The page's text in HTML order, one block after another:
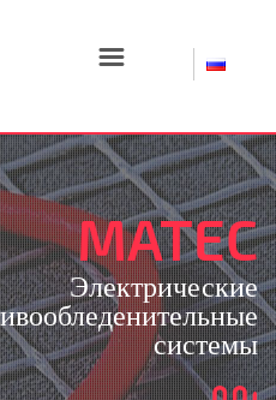
☰
MATEC
Электрические
системы